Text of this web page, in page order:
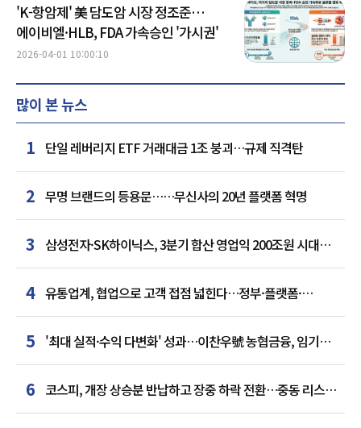
'K-항암제' 美 담도암 시장 정조준…
에이비엘·HLB, FDA 가속승인 '가시권'
2026-04-01 10:00:10
많이 본 뉴스
1 단일 레버리지 ETF 거래대금 1조 붕괴…규제 직격탄
2 무명 브랜드의 등용문……무신사의 20년 플랫폼 혁명
3
삼성전자·SK하이닉스, 3분기 합산 영업익 200조원 시대
여나…中 추격은 부담
4 유통업계, 협업으로 고객 접점 넓힌다…정부·플랫폼·
인플루언서와 맞손
5 '최대 실적·수익 다변화' 성과…이찬우號 농협금융, 임기
말년 성장 박차
6 코스피, 개장 상승분 반납하고 장중 하락 전환…중동 리스크·
美 경계감